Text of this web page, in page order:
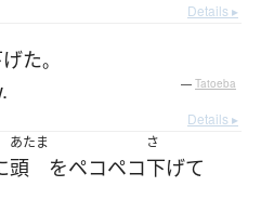
Details ▸
た。
— Tatoeba
Details ▸
あたま
頭 をペコペコ
さ
下げて